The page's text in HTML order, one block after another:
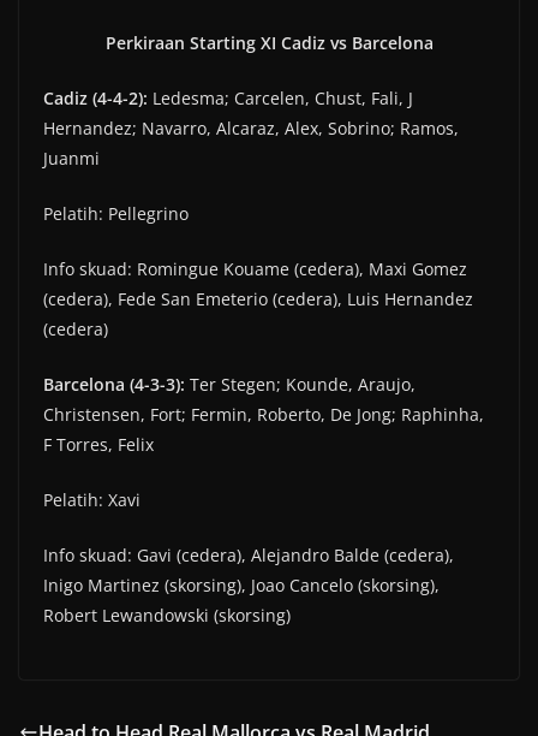
Perkiraan Starting XI Cadiz vs Barcelona
Cadiz (4-4-2): Ledesma; Carcelen, Chust, Fali, J
Hernandez; Navarro, Alcaraz, Alex, Sobrino; Ramos,
Juanmi
Pelatih: Pellegrino
Info skuad: Romingue Kouame (cedera), Maxi Gomez
(cedera), Fede San Emeterio (cedera), Luis Hernandez
(cedera)
Barcelona (4-3-3): Ter Stegen; Kounde, Araujo,
Christensen, Fort; Fermin, Roberto, De Jong; Raphinha,
F Torres, Felix
Pelatih: Xavi
Info skuad: Gavi (cedera), Alejandro Balde (cedera),
Inigo Martinez (skorsing), Joao Cancelo (skorsing),
Robert Lewandowski (skorsing)